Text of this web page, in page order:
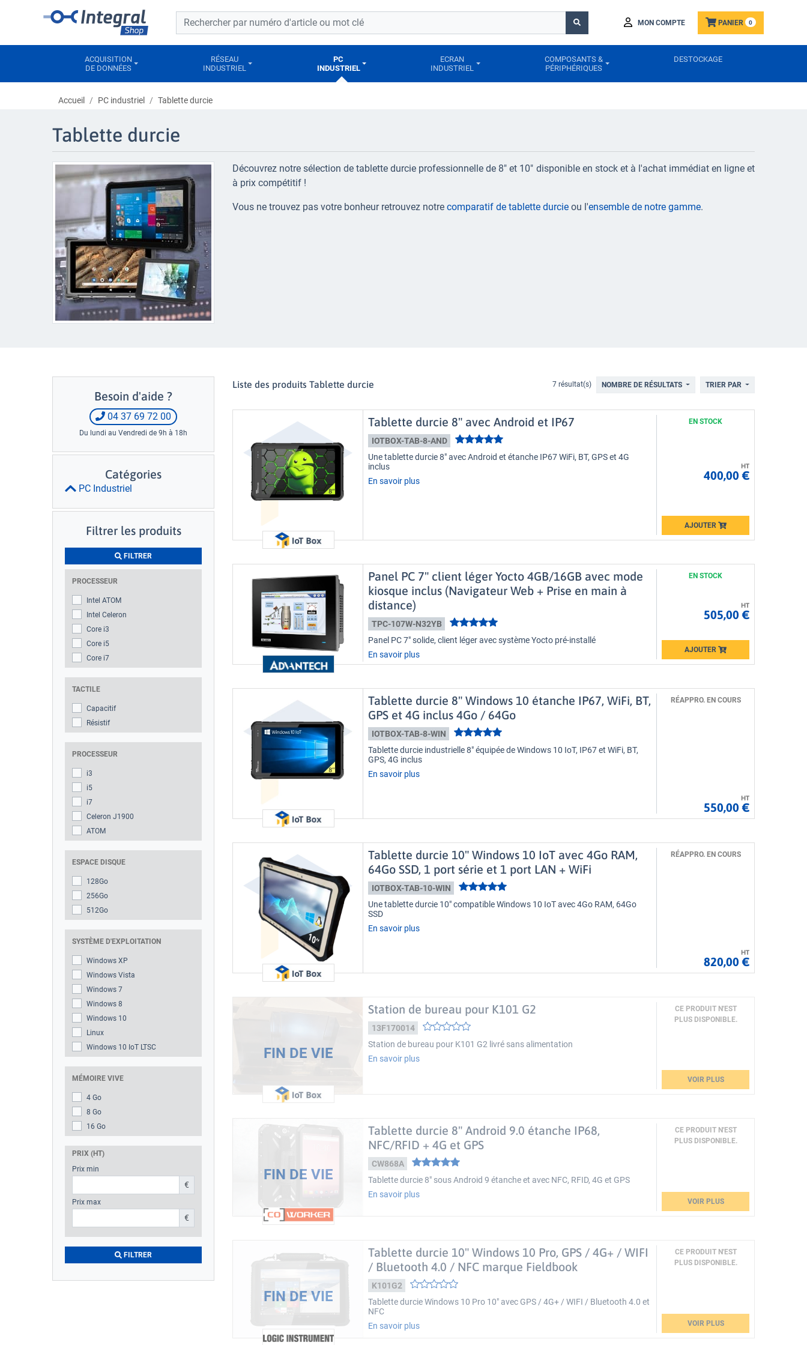
Barre de recherche
Barre de recherche MON COMPTE PANIER 0
ACQUISITION
DE DONNÉES
RÉSEAU
INDUSTRIEL
PC
INDUSTRIEL
ECRAN
INDUSTRIEL
COMPOSANTS &
PÉRIPHÉRIQUES
DESTOCKAGE
Accueil PC industriel Tablette durcie
Tablette durcie
Découvrez notre sélection de tablette durcie professionnelle de 8" et 10" disponible en stock et à l'achat immédiat en ligne et
à prix compétitif !
Vous ne trouvez pas votre bonheur retrouvez notre comparatif de tablette durcie ou l'ensemble de notre gamme.
Besoin d'aide ?
04 37 69 72 00
Du lundi au Vendredi de 9h à 18h
Catégories
PC Industriel
Filtrer les produits
FILTRER
PROCESSEUR
Intel ATOM
Intel Celeron
Core i3
Core i5
Core i7
TACTILE
Capacitif
Résistif
PROCESSEUR
i3
i5
i7
Celeron J1900
ATOM
ESPACE DISQUE
128Go
256Go
512Go
SYSTÈME D'EXPLOITATION
Windows XP
Windows Vista
Windows 7
Windows 8
Windows 10
Linux
Windows 10 IoT LTSC
MÉMOIRE VIVE
4 Go
8 Go
16 Go
PRIX (HT)
Prix min
€
Prix max
€
FILTRER
Liste des produits Tablette durcie 7 résultat(s) NOMBRE DE RÉSULTATS TRIER PAR
Tablette durcie 8" avec Android et IP67
IOTBOX-TAB-8-AND
Une tablette durcie 8" avec Android et étanche IP67 WiFi, BT, GPS et 4G
inclus
En savoir plus
EN STOCK
HT
400,00 €
AJOUTER
Loading...
Panel PC 7" client léger Yocto 4GB/16GB avec mode
kiosque inclus (Navigateur Web + Prise en main à
distance)
TPC-107W-N32YB
Panel PC 7" solide, client léger avec système Yocto pré-installé
En savoir plus
EN STOCK
HT
505,00 €
AJOUTER
Loading...
Tablette durcie 8" Windows 10 étanche IP67, WiFi, BT,
GPS et 4G inclus 4Go / 64Go
IOTBOX-TAB-8-WIN
Tablette durcie industrielle 8" équipée de Windows 10 IoT, IP67 et WiFi, BT,
GPS, 4G inclus
En savoir plus
RÉAPPRO. EN COURS
HT
550,00 €
Tablette durcie 10" Windows 10 IoT avec 4Go RAM,
64Go SSD, 1 port série et 1 port LAN + WiFi
IOTBOX-TAB-10-WIN
Une tablette durcie 10" compatible Windows 10 IoT avec 4Go RAM, 64Go
SSD
En savoir plus
RÉAPPRO. EN COURS
HT
820,00 €
Station de bureau pour K101 G2
13F170014
Station de bureau pour K101 G2 livré sans alimentation
En savoir plus
CE PRODUIT N'EST
PLUS DISPONIBLE.
VOIR PLUS
Tablette durcie 8" Android 9.0 étanche IP68,
NFC/RFID + 4G et GPS
CW868A
Tablette durcie 8" sous Android 9 étanche et avec NFC, RFID, 4G et GPS
En savoir plus
CE PRODUIT N'EST
PLUS DISPONIBLE.
VOIR PLUS
Tablette durcie 10" Windows 10 Pro, GPS / 4G+ / WIFI
/ Bluetooth 4.0 / NFC marque Fieldbook
K101G2
Tablette durcie Windows 10 Pro 10" avec GPS / 4G+ / WIFI / Bluetooth 4.0 et
NFC
En savoir plus
CE PRODUIT N'EST
PLUS DISPONIBLE.
VOIR PLUS